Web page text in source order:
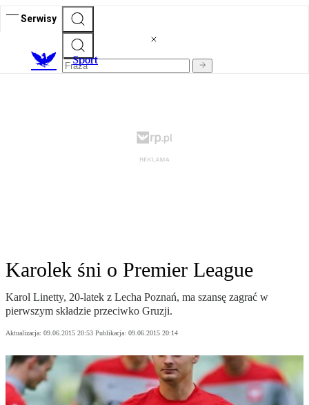
Serwisy
Sport
Karolek śni o Premier League
Karol Linetty, 20-latek z Lecha Poznań, ma szansę zagrać w
pierwszym składzie przeciwko Gruzji.
Aktualizacja: 09.06.2015 20:53 Publikacja: 09.06.2015 20:14